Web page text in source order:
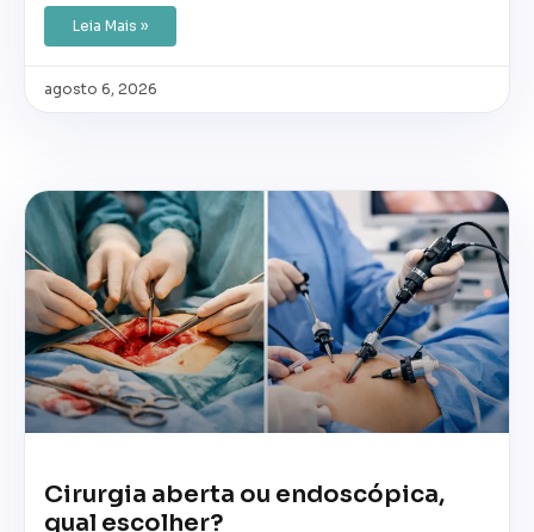
Leia Mais »
agosto 6, 2026
Cirurgia aberta ou endoscópica,
qual escolher?